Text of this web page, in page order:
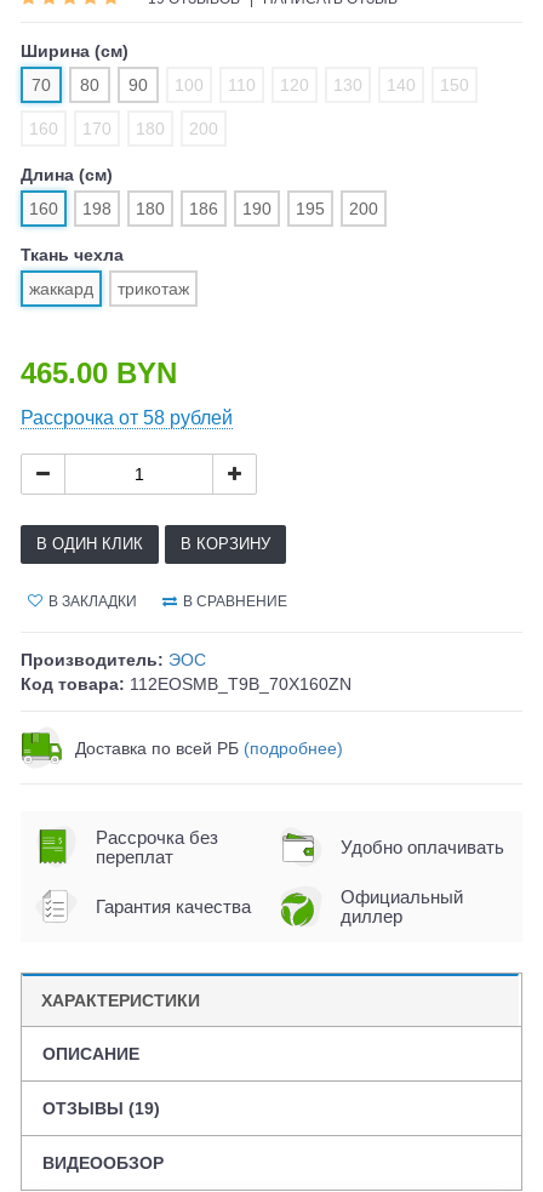
Ширина (см)
70
80 90 100 110 120 130 140 150
160 170 180 200
Длина (см)
160
198 180 186 190 195 200
Ткань чехла
жаккард
трикотаж
465.00 BYN
Рассрочка от 58 рублей
В ОДИН КЛИК В КОРЗИНУ
В ЗАКЛАДКИ В СРАВНЕНИЕ
Производитель: ЭОС
Код товара: 112EOSMB_T9B_70X160ZN
Доставка по всей РБ (подробнее)
Рассрочка без
переплат
Удобно оплачивать
Гарантия качества
Официальный
диллер
ХАРАКТЕРИСТИКИ
ОПИСАНИЕ
ОТЗЫВЫ (19)
ВИДЕООБЗОР